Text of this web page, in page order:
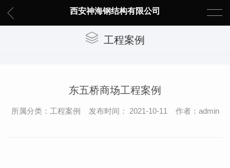
西安神海钢结构有限公司
工程案例
东五桥商场工程案例
所属分类：工程案例 发布时间： 2021-10-11 作者：admin